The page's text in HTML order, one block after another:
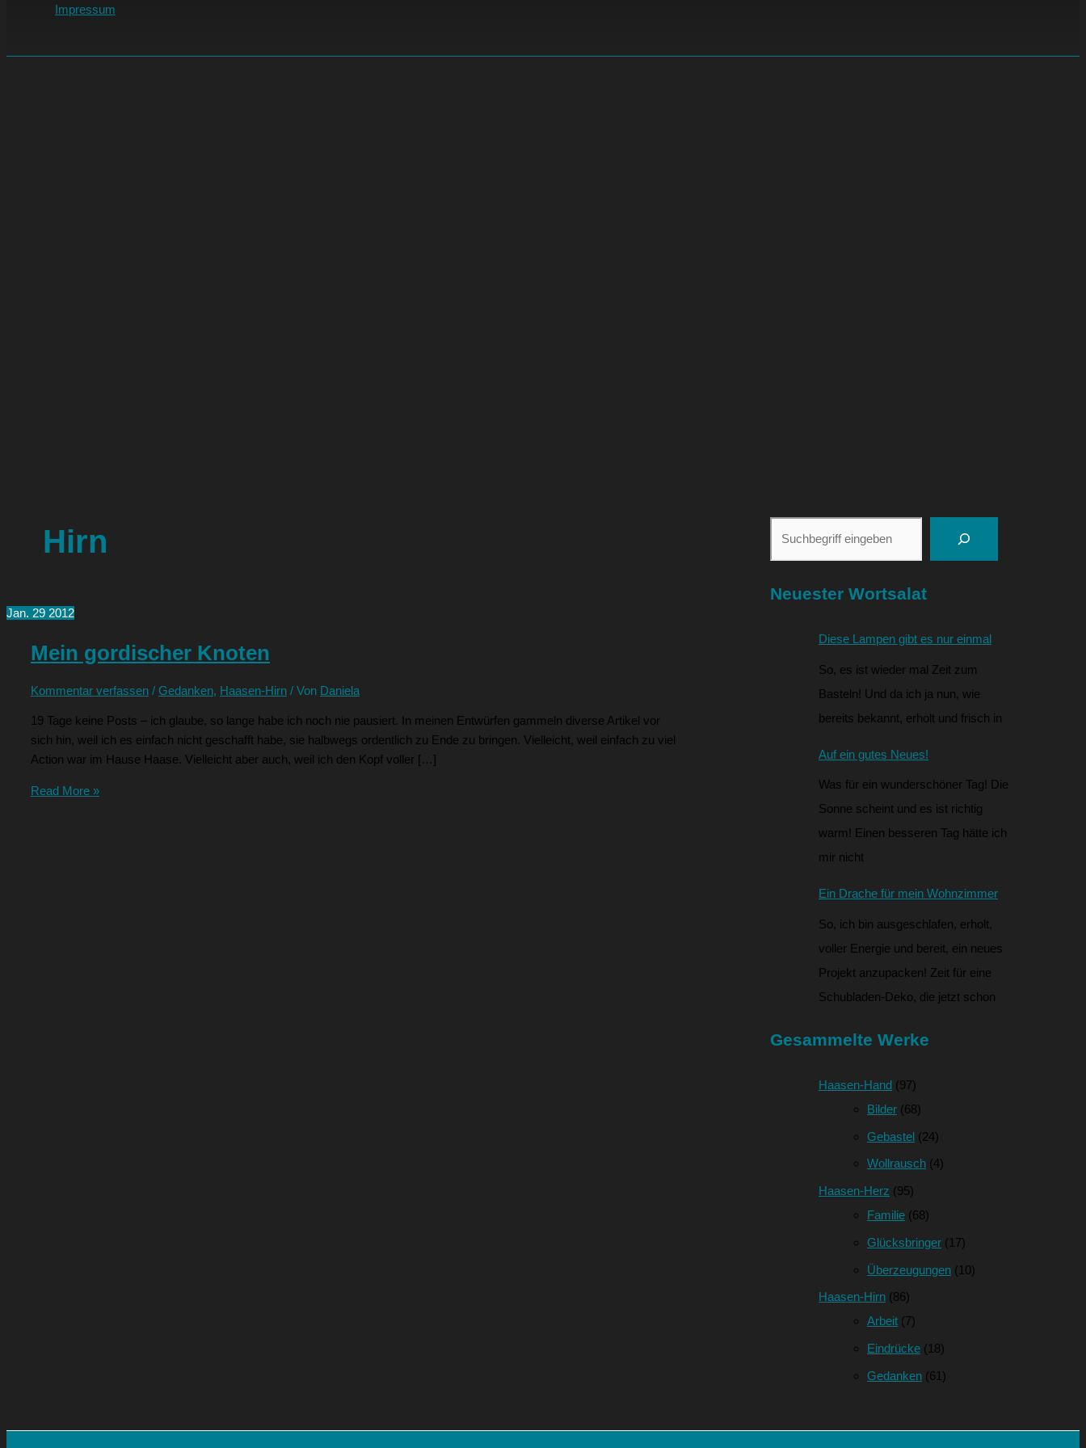
Impressum
Hirn
Jan. 29 2012
Mein gordischer Knoten
Kommentar verfassen / Gedanken, Haasen-Hirn / Von Daniela
19 Tage keine Posts – ich glaube, so lange habe ich noch nie pausiert. In meinen Entwürfen gammeln diverse Artikel vor
sich hin, weil ich es einfach nicht geschafft habe, sie halbwegs ordentlich zu Ende zu bringen. Vielleicht, weil einfach zu viel
Action war im Hause Haase. Vielleicht aber auch, weil ich den Kopf voller […]
Read More »
Neuester Wortsalat
Diese Lampen gibt es nur einmal
So, es ist wieder mal Zeit zum
Basteln! Und da ich ja nun, wie
bereits bekannt, erholt und frisch in
Auf ein gutes Neues!
Was für ein wunderschöner Tag! Die
Sonne scheint und es ist richtig
warm! Einen besseren Tag hätte ich
mir nicht
Ein Drache für mein Wohnzimmer
So, ich bin ausgeschlafen, erholt,
voller Energie und bereit, ein neues
Projekt anzupacken! Zeit für eine
Schubladen-Deko, die jetzt schon
Gesammelte Werke
Haasen-Hand (97)
Bilder (68)
Gebastel (24)
Wollrausch (4)
Haasen-Herz (95)
Familie (68)
Glücksbringer (17)
Überzeugungen (10)
Haasen-Hirn (86)
Arbeit (7)
Eindrücke (18)
Gedanken (61)